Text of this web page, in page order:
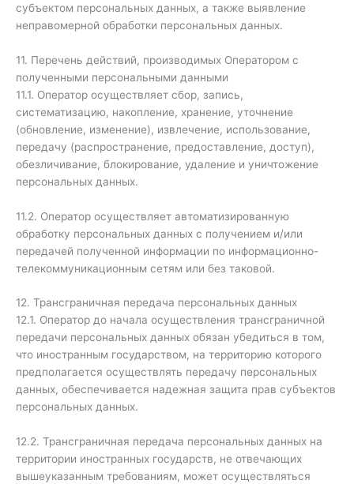
субъектом персональных данных, а также выявление
неправомерной обработки персональных данных.
11. Перечень действий, производимых Оператором с
полученными персональными данными
11.1. Оператор осуществляет сбор, запись,
систематизацию, накопление, хранение, уточнение
(обновление, изменение), извлечение, использование,
передачу (распространение, предоставление, доступ),
обезличивание, блокирование, удаление и уничтожение
персональных данных.
11.2. Оператор осуществляет автоматизированную
обработку персональных данных с получением и/или
передачей полученной информации по информационно-
телекоммуникационным сетям или без таковой.
12. Трансграничная передача персональных данных
12.1. Оператор до начала осуществления трансграничной
передачи персональных данных обязан убедиться в том,
что иностранным государством, на территорию которого
предполагается осуществлять передачу персональных
данных, обеспечивается надежная защита прав субъектов
персональных данных.
12.2. Трансграничная передача персональных данных на
территории иностранных государств, не отвечающих
вышеуказанным требованиям, может осуществляться